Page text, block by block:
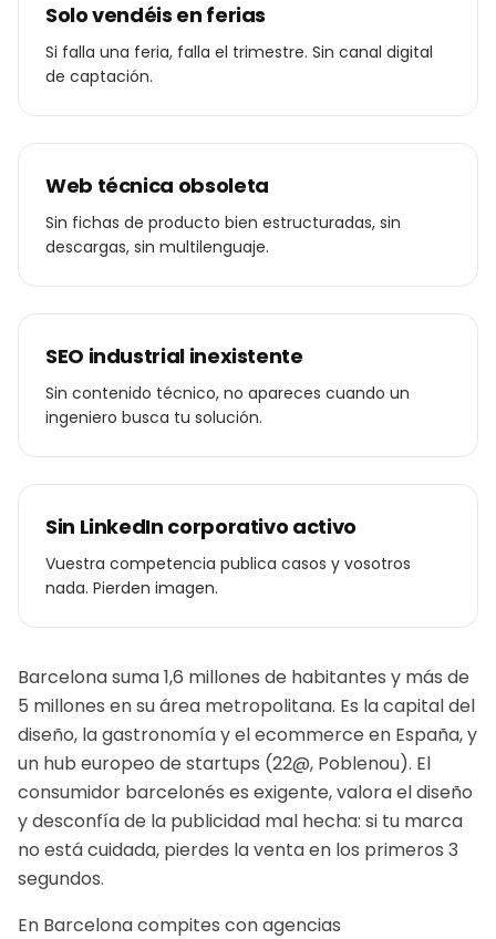
Solo vendéis en ferias
Si falla una feria, falla el trimestre. Sin canal digital
de captación.
Web técnica obsoleta
Sin fichas de producto bien estructuradas, sin
descargas, sin multilenguaje.
SEO industrial inexistente
Sin contenido técnico, no apareces cuando un
ingeniero busca tu solución.
Sin LinkedIn corporativo activo
Vuestra competencia publica casos y vosotros
nada. Pierden imagen.
Barcelona suma 1,6 millones de habitantes y más de
5 millones en su área metropolitana. Es la capital del
diseño, la gastronomía y el ecommerce en España, y
un hub europeo de startups (22@, Poblenou). El
consumidor barcelonés es exigente, valora el diseño
y desconfía de la publicidad mal hecha: si tu marca
no está cuidada, pierdes la venta en los primeros 3
segundos.
En Barcelona compites con agencias